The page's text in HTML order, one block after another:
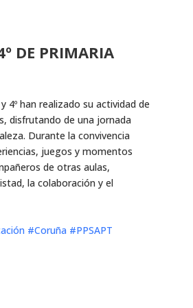
DE PRIMARIA
4º han realizado su actividad de
disfrutando de una jornada
Durante la convivencia
juegos y momentos
de otras aulas,
la colaboración y el
#Coruña #PPSAPT